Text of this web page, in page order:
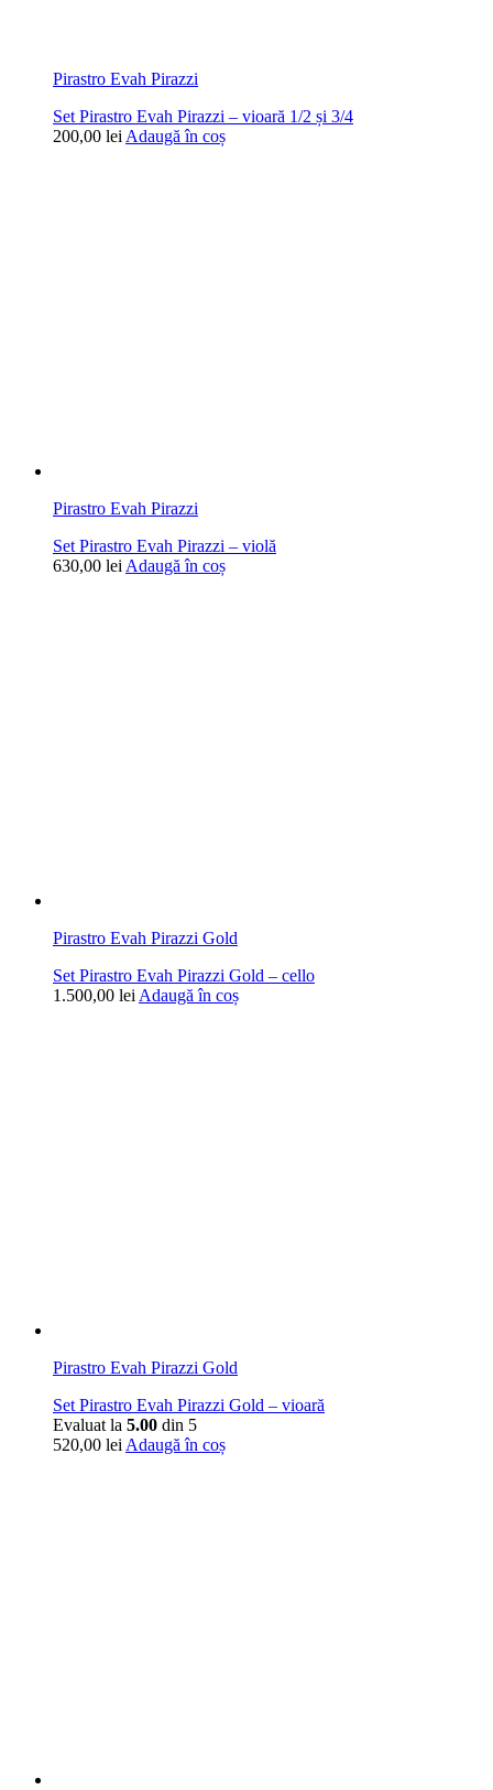
Pirastro Evah Pirazzi
Set Pirastro Evah Pirazzi – vioară 1/2 și 3/4
200,00 lei Adaugă în coș
Pirastro Evah Pirazzi
Set Pirastro Evah Pirazzi – violă
630,00 lei Adaugă în coș
Pirastro Evah Pirazzi Gold
Set Pirastro Evah Pirazzi Gold – cello
1.500,00 lei Adaugă în coș
Pirastro Evah Pirazzi Gold
Set Pirastro Evah Pirazzi Gold – vioară
Evaluat la 5.00 din 5
520,00 lei Adaugă în coș